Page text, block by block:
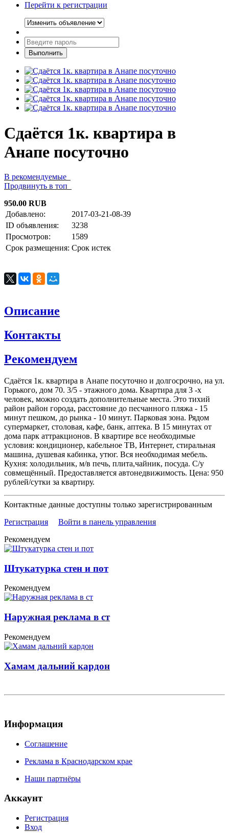
Перейти к регистрации
Сдаётся 1к. квартира в
Анапе посуточно
В рекомендуемые
Продвинуть в топ
950.00 RUB
Добавлено:
2017-03-21-08-39
ID объявления:
3238
Просмотров:
1589
Срок размещения: Срок истек
Описание
Контакты
Рекомендуем
Сдаётся 1к. квартира в Анапе посуточно и долгосрочно, на ул.
Горького, дом 70. 3/5 - этажного дома. Квартира для 3 -х
человек, можно создать дополнительные места. Это тихий
район район города, расстояние до песчанного пляжа - 15
минут пешком, до рынка - 10 минут. Парковая зона. Рядом
супермаркет, столовая, кафе, банк, аптека. В 15 минутах от
дома парк аттракционов. В квартире все необходимые
условия: кондиционер, кабельное ТВ, Интернет, стиральная
машина, душевая кабинка, утюг. Вся необходимая мебель.
Кухня: холодильник, м/в печь, плита,чайник, посуда. С/у
совмещённый. Предоставляется автонедвижимость. Цена: 950
рублей/сутки за квартиру.
Контактные данные доступны только зарегистрированным
Регистрация
Войти в панель управления
Рекомендуем
Штукатурка стен и пот
Рекомендуем
Наружная реклама в ст
Рекомендуем
Хамам дальний кардон
Информация
Соглашение
Реклама в Краснодарском крае
Наши партнёры
Аккаунт
Регистрация
Вход